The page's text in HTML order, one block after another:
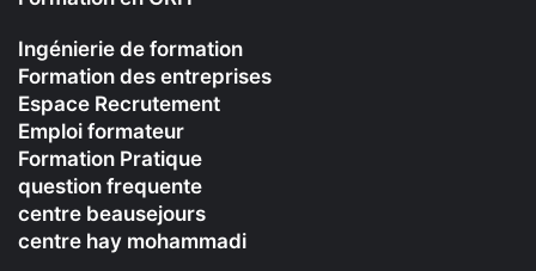
Ingénierie de formation
Formation des entreprises
Espace Recrutement
Emploi formateur
Formation Pratique
question frequente
centre beausejours
centre hay mohammadi